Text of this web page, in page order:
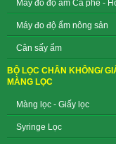
Máy đo độ ẩm Cà phê -
Máy đo độ ẩm nông sản
Cân sấy ẩm
BỘ LỌC CHÂN KHÔNG/
MÀNG LỌC
Màng lọc - Giấy lọc
Syringe Lọc